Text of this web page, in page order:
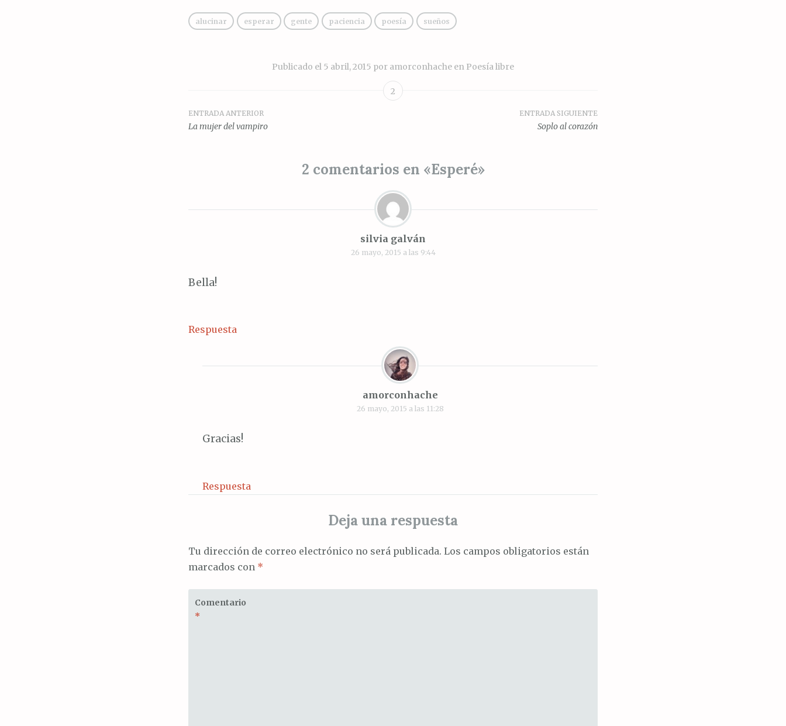
alucinar esperar gente paciencia poesía sueños
Publicado el 5 abril, 2015 por amorconhache en Poesía libre
2
Navegación
ENTRADA ANTERIOR
La mujer del vampiro
ENTRADA SIGUIENTE
Soplo al corazón
2 comentarios en «Esperé»
silvia galván
26 mayo, 2015 a las 9:44
Bella!
Respuesta
amorconhache
26 mayo, 2015 a las 11:28
Gracias!
Respuesta
Deja una respuesta
Tu dirección de correo electrónico no será publicada. Los campos obligatorios están
marcados con *
Comentario
*